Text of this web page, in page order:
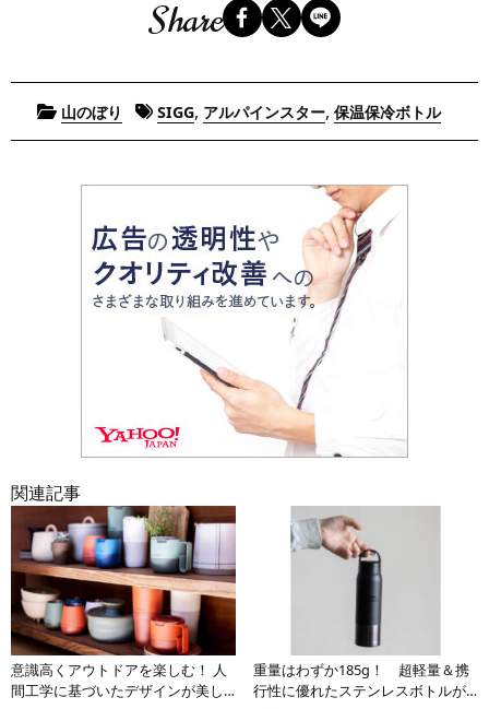
Share
Posted
in
山のぼり Tagged
SIGG, アルパインスター, 保温保冷ボトル
関連記事
意識高くアウトドアを楽しむ！ 人
間工学に基づいたデザインが美し
重量はわずか185g！ 超軽量＆携
行性に優れたステンレスボトルが